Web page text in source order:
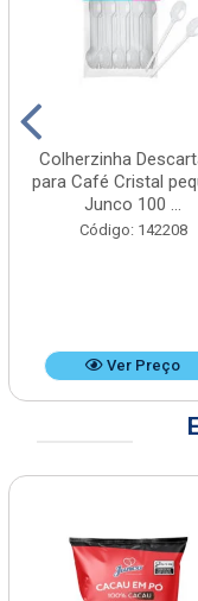
Colherzinha
para Café Cristal
Junco 100 ...
Código: 142208
Ver Preço